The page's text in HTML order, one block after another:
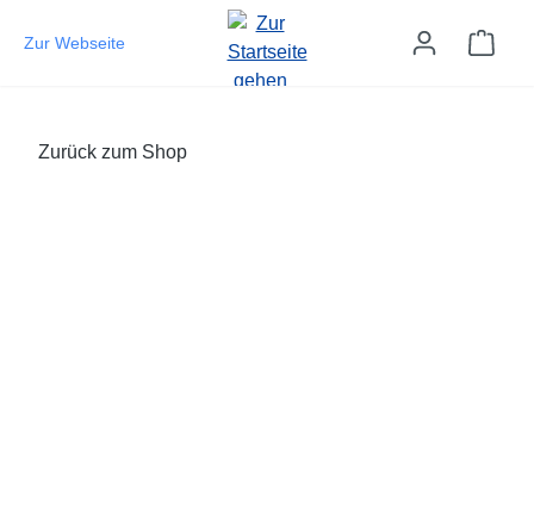
Zum Hauptinhalt springen
Zur Webseite
Zurück zum Shop